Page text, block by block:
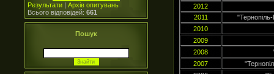
Результати | Архів опитувань
Всього відповідей: 661
Пошук
2012
2011
2010
2009
2008
2007